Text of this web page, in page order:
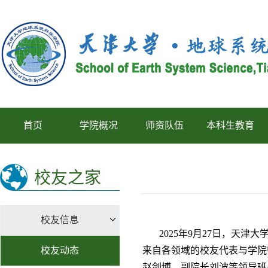
首页 学院概况 师资队伍 本科生教育
校友之家
校友信息
校友动态
2025年9月27日，天津大
来自各领域的校友代表与学